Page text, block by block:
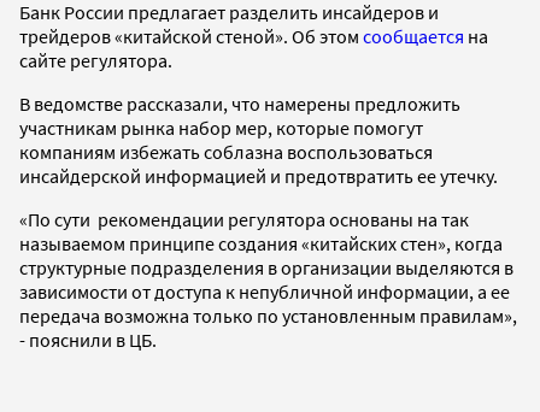
Банк России предлагает разделить инсайдеров и
трейдеров «китайской стеной». Об этом сообщается на
сайте регулятора.
В ведомстве рассказали, что намерены предложить
участникам рынка набор мер, которые помогут
компаниям избежать соблазна воспользоваться
инсайдерской информацией и предотвратить ее утечку.
«По сути рекомендации регулятора основаны на так
называемом принципе создания «китайских стен», когда
структурные подразделения в организации выделяются в
зависимости от доступа к непубличной информации, а ее
передача возможна только по установленным правилам»,
- пояснили в ЦБ.